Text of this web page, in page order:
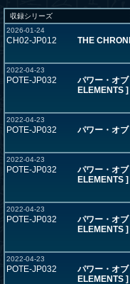
収録シリーズ
2026-01-24
CH02-JP012 THE
2022-04-23
POTE-JP032
パワー・オ
ELEMENTS ]
2022-04-23
POTE-JP032 パワー・オ
2022-04-23
POTE-JP032
パワー・オ
ELEMENTS ]
2022-04-23
POTE-JP032
パワー・オ
ELEMENTS ]
2022-04-23
POTE-JP032
パワー・オ
ELEMENTS ]